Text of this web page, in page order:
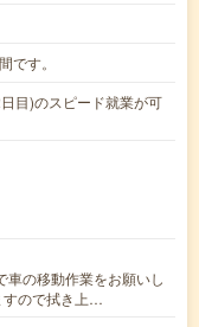
です。
目)のスピード就業が可
車の移動作業をお願いし
すので拭き上…